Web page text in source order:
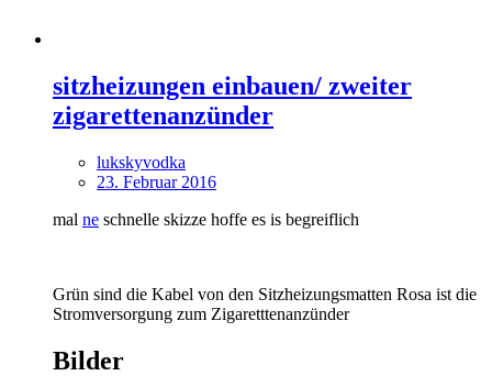
sitzheizungen einbauen/ zweiter
zigarettenanzünder
lukskyvodka
23. Februar 2016
mal ne schnelle skizze hoffe es is begreiflich
Grün sind die Kabel von den Sitzheizungsmatten Rosa ist die
Stromversorgung zum Zigaretttenanzünder
Bilder